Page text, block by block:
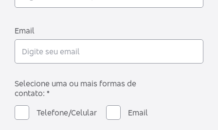
Email
Selecione uma ou mais formas de
contato: *
Telefone/Celular
Email